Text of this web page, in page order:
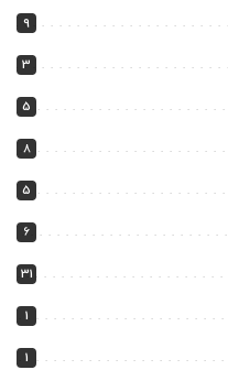
9
3
5
8
5
6
31
1
1